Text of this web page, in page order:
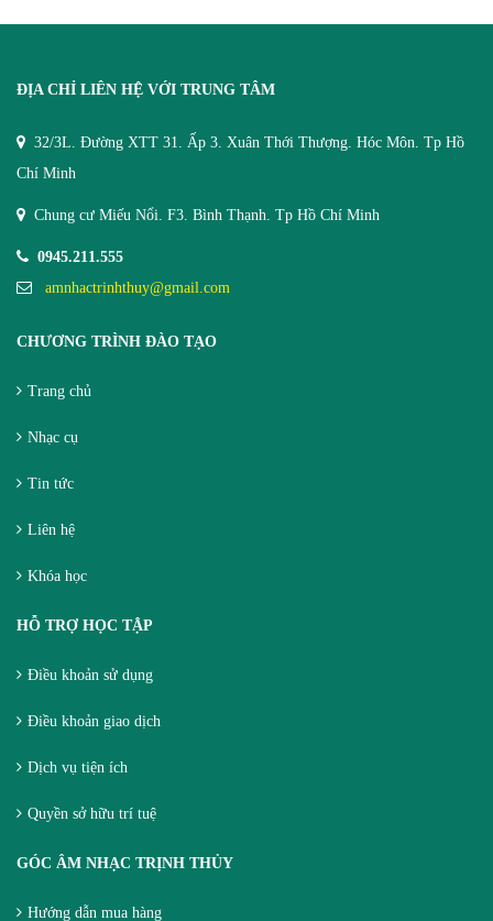
ĐỊA CHỈ LIÊN HỆ VỚI TRUNG TÂM
32/3L. Đường XTT 31. Ấp 3. Xuân Thới Thượng. Hóc Môn. Tp Hồ
Chí Minh
Chung cư Miếu Nổi. F3. Bình Thạnh. Tp Hồ Chí Minh
0945.211.555
amnhactrinhthuy@gmail.com
CHƯƠNG TRÌNH ĐÀO TẠO
Trang chủ
Nhạc cụ
Tin tức
Liên hệ
Khóa học
HỖ TRỢ HỌC TẬP
Điều khoản sử dụng
Điều khoản giao dịch
Dịch vụ tiện ích
Quyền sở hữu trí tuệ
GÓC ÂM NHẠC TRỊNH THỦY
Hướng dẫn mua hàng